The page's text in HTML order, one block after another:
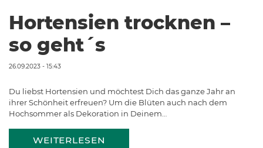
Hortensien trocknen –
so geht´s
26.09.2023 - 15:43
Du liebst Hortensien und möchtest Dich das ganze Jahr an
ihrer Schönheit erfreuen? Um die Blüten auch nach dem
Hochsommer als Dekoration in Deinem…
WEITERLESEN